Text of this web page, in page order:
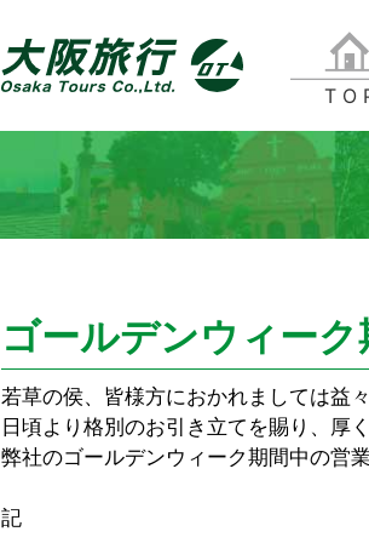
T O
ゴールデンウィー
若草の侯、皆様方におかれましては益
日頃より格別のお引き立てを賜り、厚
弊社のゴールデンウィーク期間中の営
記